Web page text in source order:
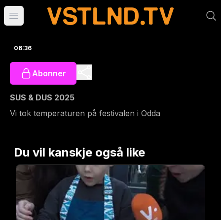
Åpne hovedmeny
06:36
Abonner
SUS & DUS 2025
Vi tok temperaturen på festivalen i Odda
Du vil kanskje også like